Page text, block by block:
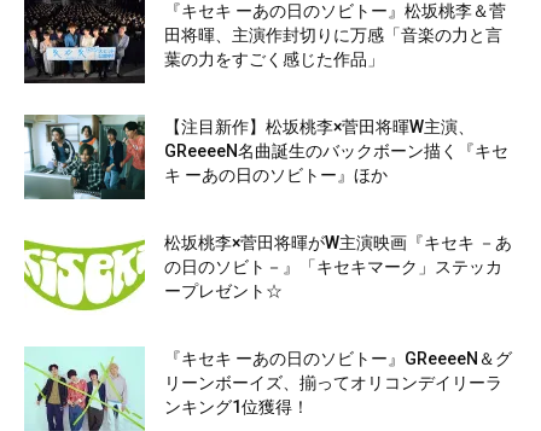
『キセキ ーあの日のソビトー』松坂桃李＆菅
田将暉、主演作封切りに万感「音楽の力と言
葉の力をすごく感じた作品」
【注目新作】松坂桃李×菅田将暉W主演、
GReeeeN名曲誕生のバックボーン描く『キセ
キ ーあの日のソビトー』ほか
松坂桃李×菅田将暉がW主演映画『キセキ －あ
の日のソビト－』「キセキマーク」ステッカ
ープレゼント☆
『キセキ ーあの日のソビトー』GReeeeN＆グ
リーンボーイズ、揃ってオリコンデイリーラ
ンキング1位獲得！